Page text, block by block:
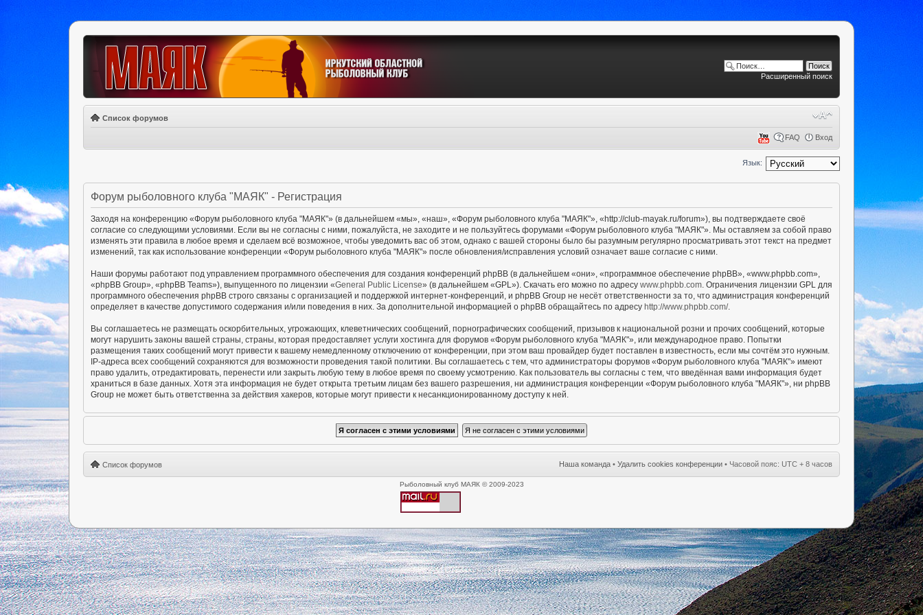
Расширенный поиск
Список форумов
FAQ Вход
Язык:
Форум рыболовного клуба "МАЯК" - Регистрация
Заходя на конференцию «Форум рыболовного клуба "МАЯК"» (в дальнейшем «мы», «наш», «Форум рыболовного клуба "МАЯК"», «http://club-mayak.ru/forum»), вы подтверждаете своё
согласие со следующими условиями. Если вы не согласны с ними, пожалуйста, не заходите и не пользуйтесь форумами «Форум рыболовного клуба "МАЯК"». Мы оставляем за собой право
изменять эти правила в любое время и сделаем всё возможное, чтобы уведомить вас об этом, однако с вашей стороны было бы разумным регулярно просматривать этот текст на предмет
изменений, так как использование конференции «Форум рыболовного клуба "МАЯК"» после обновления/исправления условий означает ваше согласие с ними.
Наши форумы работают под управлением программного обеспечения для создания конференций phpBB (в дальнейшем «они», «программное обеспечение phpBB», «www.phpbb.com»,
«phpBB Group», «phpBB Teams»), выпущенного по лицензии «General Public License» (в дальнейшем «GPL»). Скачать его можно по адресу www.phpbb.com . Ограничения лицензии GPL для
программного обеспечения phpBB строго связаны с организацией и поддержкой интернет-конференций, и phpBB Group не несёт ответственности за то, что администрация конференций
определяет в качестве допустимого содержания и/или поведения в них. За дополнительной информацией о phpBB обращайтесь по адресу http://www.phpbb.com/.
Вы соглашаетесь не размещать оскорбительных, угрожающих, клеветнических сообщений, порнографических сообщений, призывов к национальной розни и прочих сообщений, которые
могут нарушить законы вашей страны, страны, которая предоставляет услуги хостинга для форумов «Форум рыболовного клуба "МАЯК"», или международное право. Попытки
размещения таких сообщений могут привести к вашему немедленному отключению от конференции, при этом ваш провайдер будет поставлен в известность, если мы сочтём это нужным.
IP-адреса всех сообщений сохраняются для возможности проведения такой политики. Вы соглашаетесь с тем, что администраторы форумов «Форум рыболовного клуба "МАЯК"» имеют
право удалить, отредактировать, перенести или закрыть любую тему в любое время по своему усмотрению. Как пользователь вы согласны с тем, что введённая вами информация будет
храниться в базе данных. Хотя эта информация не будет открыта третьим лицам без вашего разрешения, ни администрация конференции «Форум рыболовного клуба "МАЯК"», ни phpBB
Group не может быть ответственна за действия хакеров, которые могут привести к несанкционированному доступу к ней.
Список форумов Наша команда • Удалить cookies конференции • Часовой пояс: UTC + 8 часов
Рыболовный клуб МАЯК © 2009-2023